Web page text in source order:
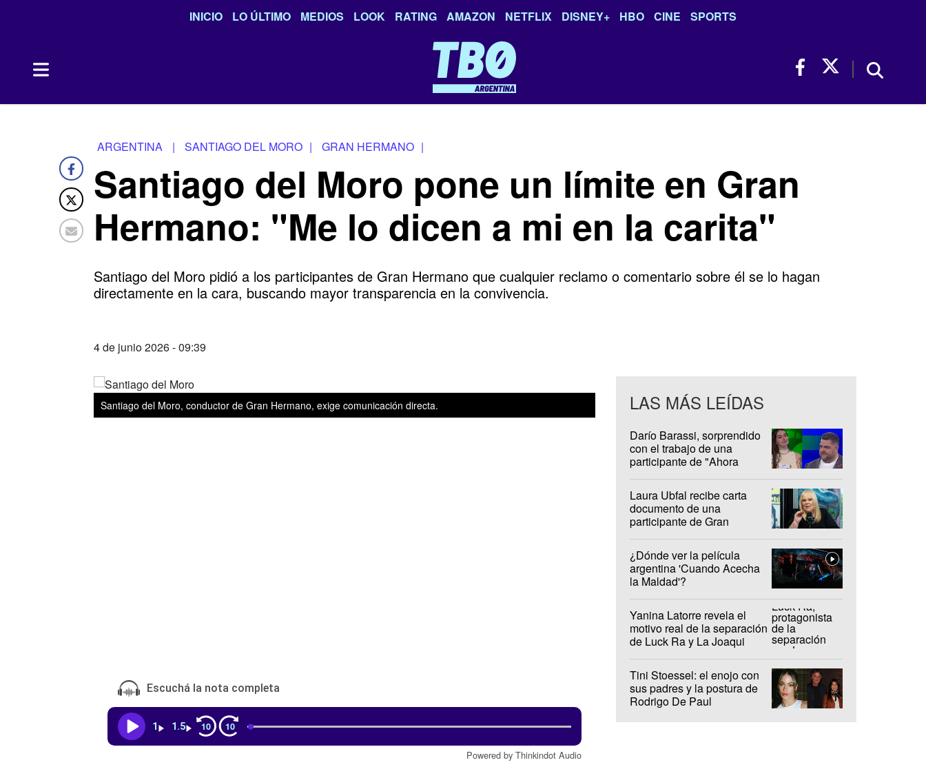
INICIO LO ÚLTIMO MEDIOS LOOK RATING AMAZON NETFLIX DISNEY+ HBO CINE SPORTS
ARGENTINA | SANTIAGO DEL MORO | GRAN HERMANO |
Santiago del Moro pone un límite en Gran
Hermano: "Me lo dicen a mi en la carita"
Santiago del Moro pidió a los participantes de Gran Hermano que cualquier reclamo o comentario sobre él se lo hagan
directamente en la cara, buscando mayor transparencia en la convivencia.
4 de junio 2026 - 09:39
Santiago del Moro, conductor de Gran Hermano, exige comunicación directa.
Escuchá la nota completa
1 1.5 10 10
Powered by Thinkindot Audio
LAS MÁS LEÍDAS
Darío Barassi, sorprendido
con el trabajo de una
participante de "Ahora
Laura Ubfal recibe carta
documento de una
participante de Gran
¿Dónde ver la película
argentina 'Cuando Acecha
la Maldad'?
Yanina Latorre revela el
motivo real de la separación
de Luck Ra y La Joaqui
Tini Stoessel: el enojo con
sus padres y la postura de
Rodrigo De Paul